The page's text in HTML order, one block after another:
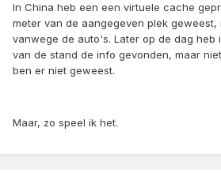
In China heb een een virtuele cache
meter van de aangegeven plek geweest,
vanwege de auto's. Later op de dag heb
van de stand de info gevonden, maar
ben er niet geweest.
Maar, zo speel ik het.